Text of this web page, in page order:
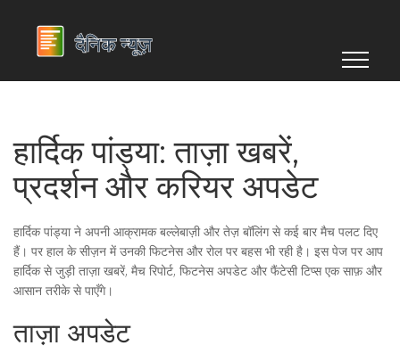
हार्दिक पांड्या: ताज़ा खबरें,
प्रदर्शन और करियर अपडेट
हार्दिक पांड्या ने अपनी आक्रामक बल्लेबाज़ी और तेज़ बॉलिंग से कई बार मैच पलट दिए
हैं। पर हाल के सीज़न में उनकी फिटनेस और रोल पर बहस भी रही है। इस पेज पर आप
हार्दिक से जुड़ी ताज़ा खबरें, मैच रिपोर्ट, फिटनेस अपडेट और फैंटेसी टिप्स एक साफ़ और
आसान तरीके से पाएँगे।
ताज़ा अपडेट